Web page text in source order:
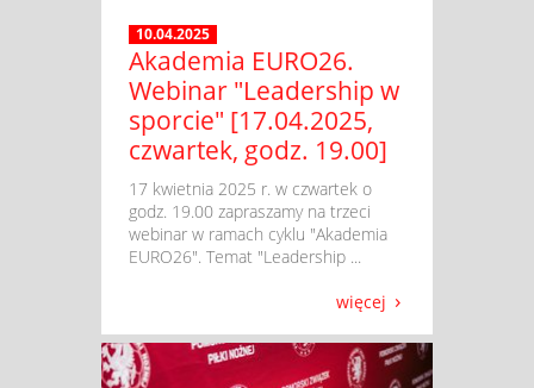
10.04.2025
Akademia EURO26.
Webinar "Leadership w
sporcie" [17.04.2025,
czwartek, godz. 19.00]
​ 17 kwietnia 2025 r. w czwartek o
godz. 19.00 zapraszamy na trzeci
webinar w ramach cyklu "Akademia
EURO26". Temat "Leadership ...
więcej